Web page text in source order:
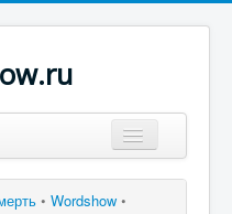
• Wordshow •